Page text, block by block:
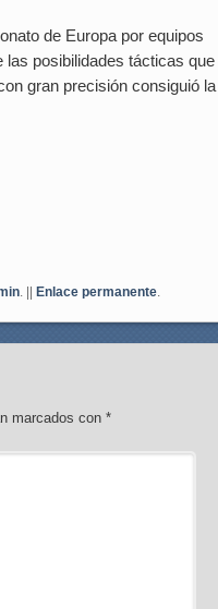
de Europa por equipos
las posibilidades tácticas que
gran precisión consiguió la
. || Enlace permanente.
marcados con*